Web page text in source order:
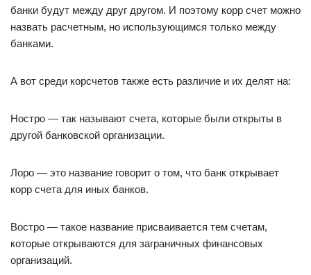
банки будут между друг другом. И поэтому корр счет можно
назвать расчетным, но использующимся только между
банками.
А вот среди корсчетов также есть различие и их делят на:
Ностро — так называют счета, которые были открыты в
другой банковской организации.
Лоро — это название говорит о том, что банк открывает
корр счета для иных банков.
Востро — такое название присваивается тем счетам,
которые открываются для заграничных финансовых
организаций.